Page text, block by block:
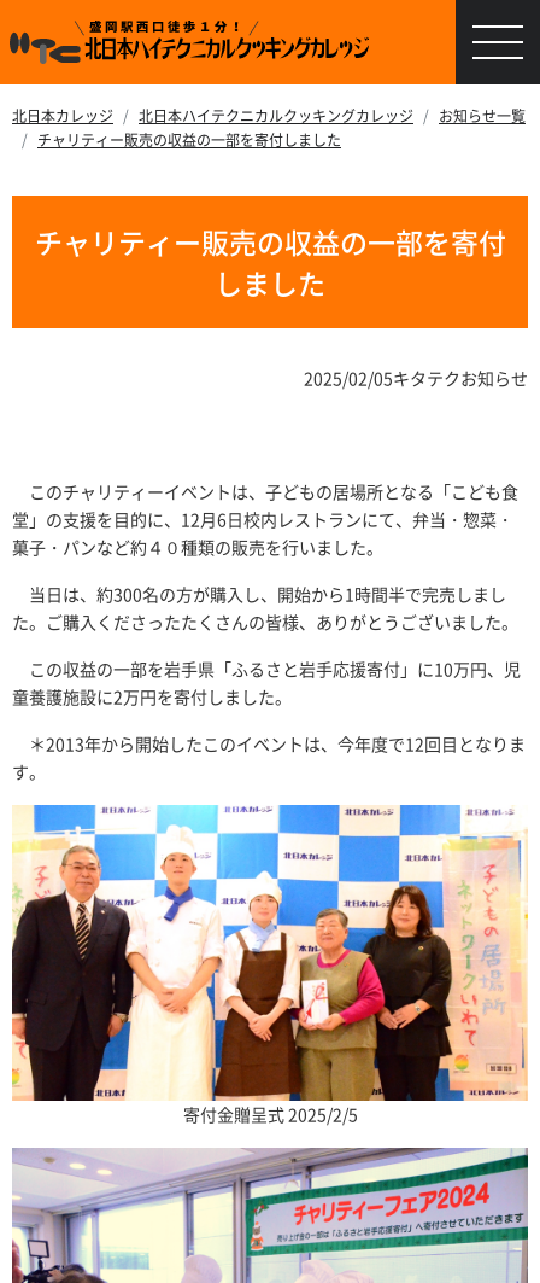
北日本カレッジ 北日本ハイテクニカルクッキングカレッジ
お知らせ一覧
チャリティー販売の収益の一部を寄付しました
チャリティー販売の収益の一部を寄付
しました
2025/02/05キタテクお知らせ
このチャリティーイベントは、子どもの居場所となる「こども食
堂」の支援を目的に、12月6日校内レストランにて、弁当・惣菜・
菓子・パンなど約４０種類の販売を行いました。
当日は、約300名の方が購入し、開始から1時間半で完売しまし
た。ご購入くださったたくさんの皆様、ありがとうございました。
この収益の一部を岩手県「ふるさと岩手応援寄付」に10万円、児
童養護施設に2万円を寄付しました。
＊2013年から開始したこのイベントは、今年度で12回目となりま
す。
寄付金贈呈式 2025/2/5